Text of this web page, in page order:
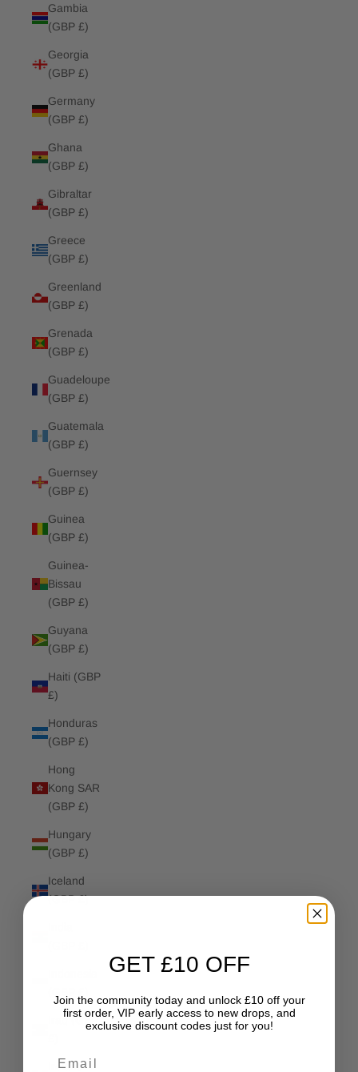
Gambia
(GBP £)
Georgia
(GBP £)
Germany
(GBP £)
Ghana
(GBP £)
Gibraltar
(GBP £)
Greece
(GBP £)
Greenland
(GBP £)
Grenada
(GBP £)
Guadeloupe
(GBP £)
Guatemala
(GBP £)
Guernsey
(GBP £)
Guinea
(GBP £)
Guinea-
Bissau
(GBP £)
Guyana
(GBP £)
Haiti (GBP
£)
Honduras
(GBP £)
Hong
Kong SAR
(GBP £)
Hungary
(GBP £)
Iceland
(GBP £)
Iraq (GBP
Ireland
GET £10 OFF
Join the community today and unlock £10 off your
first order, VIP early access to new drops, and
exclusive discount codes just for you!